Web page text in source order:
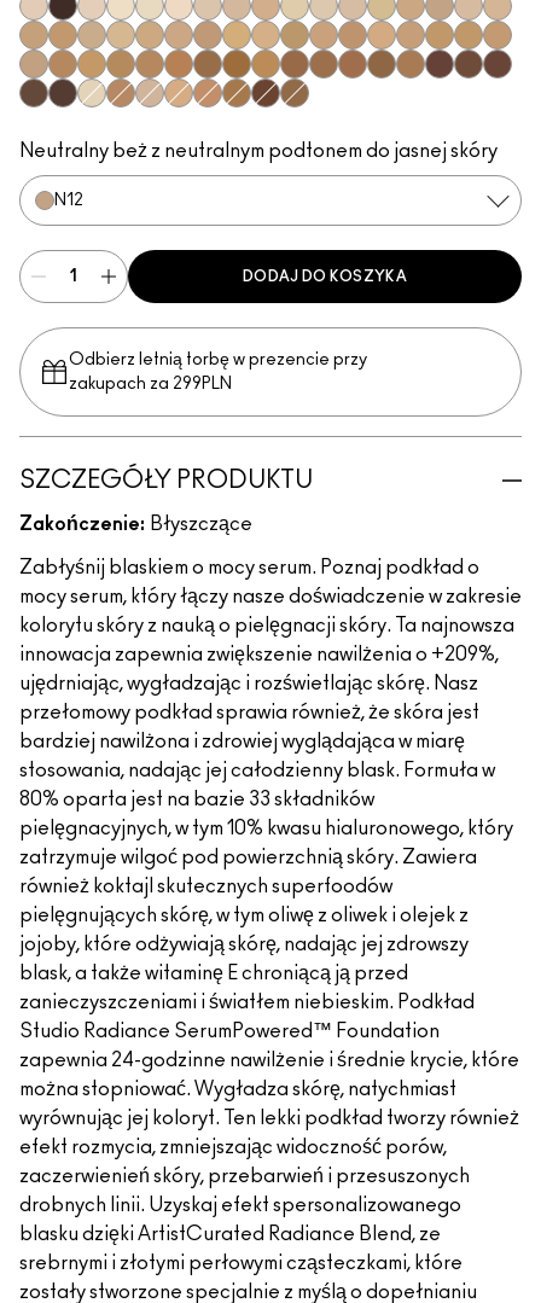
NW8NC66NW7NC7NW5N10NC10NW10N11NC11NC11.5
NW11NC12NC14.5
N12N18NW13
NC15NC16NC17NC17.5
NC18NW15NW18NC20NW20
NC25C3.5NW22NW25
NC27NC30NC35NC37
NC38NW35NC40NC42NW40NW43NW45NC45NC47NC50NW47
Neutralny beż z neutralnym podtonem do jasnej skóry
N12
DODAJ DO KOSZYKA
Odbierz letnią torbę w prezencie przy
zakupach za 299PLN
SZCZEGÓŁY PRODUKTU
Zakończenie: Błyszczące
Zabłyśnij blaskiem o mocy serum. Poznaj podkład o
mocy serum, który łączy nasze doświadczenie w zakresie
kolorytu skóry z nauką o pielęgnacji skóry. Ta najnowsza
innowacja zapewnia zwiększenie nawilżenia o +209%,
ujędrniając, wygładzając i rozświetlając skórę. Nasz
przełomowy podkład sprawia również, że skóra jest
bardziej nawilżona i zdrowiej wyglądająca w miarę
stosowania, nadając jej całodzienny blask. Formuła w
80% oparta jest na bazie 33 składników
pielęgnacyjnych, w tym 10% kwasu hialuronowego, który
zatrzymuje wilgoć pod powierzchnią skóry. Zawiera
również koktajl skutecznych superfoodów
pielęgnujących skórę, w tym oliwę z oliwek i olejek z
jojoby, które odżywiają skórę, nadając jej zdrowszy
blask, a także witaminę E chroniącą ją przed
zanieczyszczeniami i światłem niebieskim. Podkład
Studio Radiance SerumPowered™ Foundation
zapewnia 24-godzinne nawilżenie i średnie krycie, które
można stopniować. Wygładza skórę, natychmiast
wyrównując jej koloryt. Ten lekki podkład tworzy również
efekt rozmycia, zmniejszając widoczność porów,
zaczerwienień skóry, przebarwień i przesuszonych
drobnych linii. Uzyskaj efekt spersonalizowanego
blasku dzięki ArtistCurated Radiance Blend, ze
srebrnymi i złotymi perłowymi cząsteczkami, które
zostały stworzone specjalnie z myślą o dopełnianiu